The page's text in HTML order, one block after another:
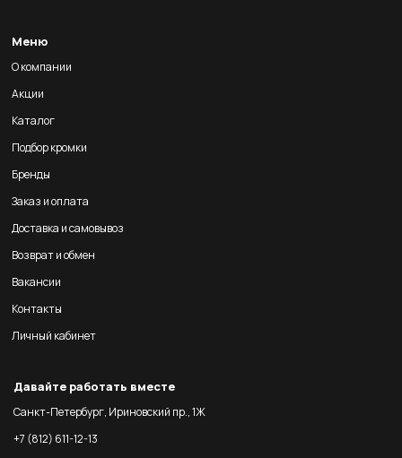
Меню
О компании
Акции
Каталог
Подбор кромки
Бренды
Заказ и оплата
Доставка и самовывоз
Возврат и обмен
Вакансии
Контакты
Личный кабинет
Давайте работать вместе
Санкт-Петербург, Ириновский пр., 1Ж
+7 (812) 611-12-13